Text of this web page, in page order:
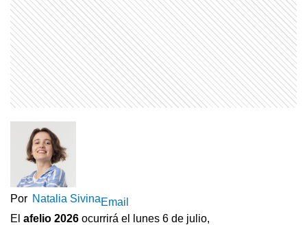
Por Natalia SivinaEmail
El afelio 2026 ocurrirá el lunes 6 de julio,